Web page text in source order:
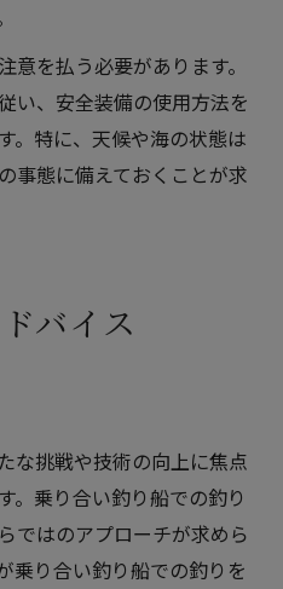
意を払う必要があります。
い、安全装備の使用方法を
。特に、天候や海の状態は
事態に備えておくことが求
バイス
な挑戦や技術の向上に焦点
。乗り合い釣り船での釣り
ではのアプローチが求めら
乗り合い釣り船での釣りを